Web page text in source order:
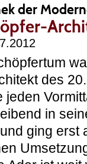
der
des
jeden
in
ging erst